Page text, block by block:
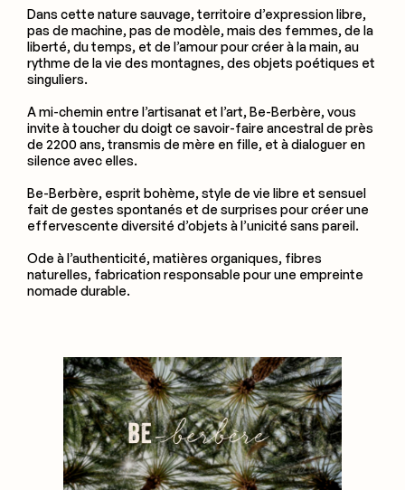
Dans cette nature sauvage, territoire d’expression libre,
pas de machine, pas de modèle, mais des femmes, de la
liberté, du temps, et de l’amour pour créer à la main, au
rythme de la vie des montagnes, des objets poétiques et
singuliers.
A mi-chemin entre l’artisanat et l’art, Be-Berbère, vous
invite à toucher du doigt ce savoir-faire ancestral de près
de 2200 ans, transmis de mère en fille, et à dialoguer en
silence avec elles.
Be-Berbère, esprit bohème, style de vie libre et sensuel
fait de gestes spontanés et de surprises pour créer une
effervescente diversité d’objets à l’unicité sans pareil.
Ode à l’authenticité, matières organiques, fibres
naturelles, fabrication responsable pour une empreinte
nomade durable.